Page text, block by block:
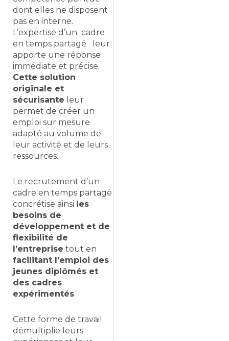
dont elles ne disposent
pas en interne.
L’expertise d’un cadre
en temps partagé leur
apporte une réponse
immédiate et précise.
Cette solution
originale et
sécurisante leur
permet de créer un
emploi sur mesure
adapté au volume de
leur activité et de leurs
ressources.
Le recrutement d’un
cadre en temps partagé
concrétise ainsi les
besoins de
développement et de
flexibilité de
l’entreprise tout en
facilitant l’emploi des
jeunes diplômés et
des cadres
expérimentés.
Cette forme de travail
démultiplie leurs